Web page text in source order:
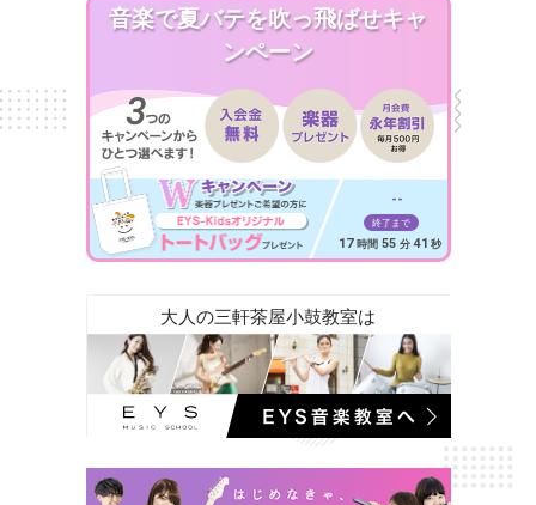
音楽で夏バテを吹っ飛ばせキャ
ンペーン
--
終了まで
17 時間 55 分 39 秒
大人の三軒茶屋小鼓教室は